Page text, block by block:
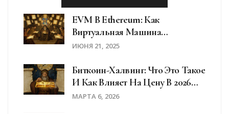
EVM В Ethereum: Как
Виртуальная Машина
Исполняет Смарт-Контракты
ИЮНЯ 21, 2025
Биткоин-Халвинг: Что Это Такое
И Как Влияет На Цену В 2026
Году
МАРТА 6, 2026